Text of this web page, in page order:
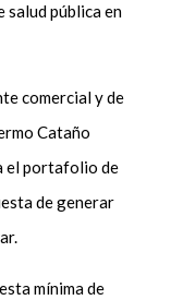
pública en
comercial y de
Cataño
el portafolio de
de generar
mínima de